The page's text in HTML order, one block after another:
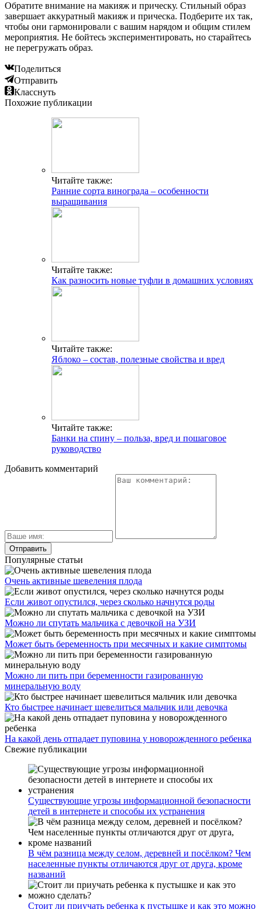
Обратите внимание на макияж и прическу. Стильный образ
завершает аккуратный макияж и прическа. Подберите их так,
чтобы они гармонировали с вашим нарядом и общим стилем
мероприятия. Не бойтесь экспериментировать, но старайтесь
не перегружать образ.
Поделиться
Отправить
Класснуть
Похожие публикации
Читайте также:
Ранние сорта винограда – особенности
выращивания
Читайте также:
Как разносить новые туфли в домашних условиях
Читайте также:
Яблоко – состав, полезные свойства и вред
Читайте также:
Банки на спину – польза, вред и пошаговое
руководство
Добавить комментарий
Популярные статьи
Очень активные шевеления плода
Если живот опустился, через сколько начнутся роды
Можно ли спутать мальчика с девочкой на УЗИ
Может быть беременность при месячных и какие симптомы
Можно ли пить при беременности газированную
минеральную воду
Кто быстрее начинает шевелиться мальчик или девочка
На какой день отпадает пуповина у новорожденного ребенка
Свежие публикации
Существующие угрозы информационной безопасности
детей в интернете и способы их устранения
В чём разница между селом, деревней и посёлком? Чем
населенные пункты отличаются друг от друга, кроме
названий
Стоит ли приучать ребенка к пустышке и как это можно